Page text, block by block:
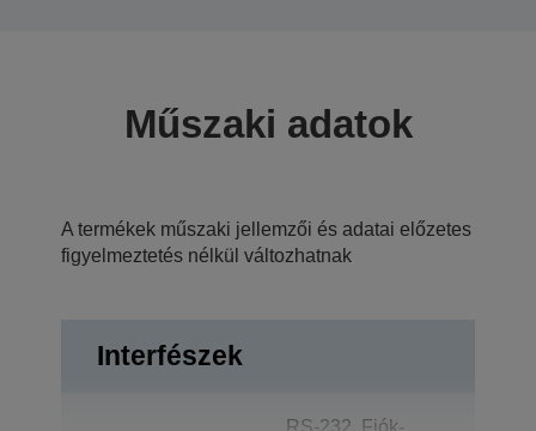
Műszaki adatok
A termékek műszaki jellemzői és adatai előzetes
figyelmeztetés nélkül változhatnak
Interfészek